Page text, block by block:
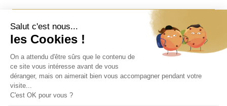
Infos
Nous contacter